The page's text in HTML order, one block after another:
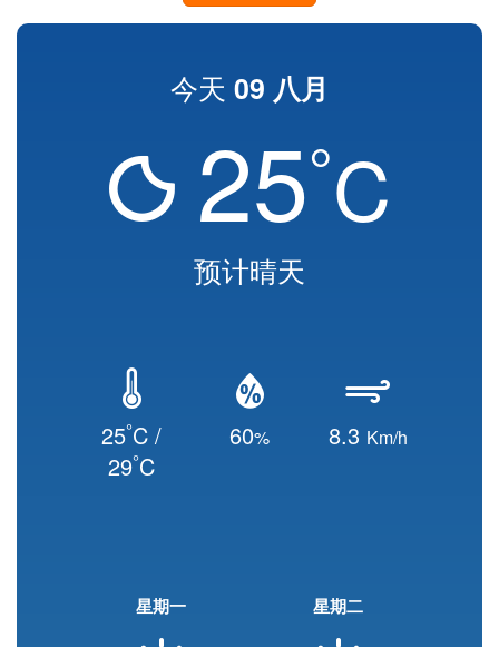
今天 09 八月
25°C
预计晴天
25°C /
29°C
60% 8.3 Km/h
星期一 星期二